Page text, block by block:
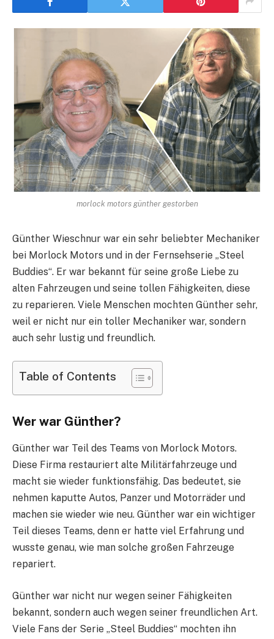
morlock motors günther gestorben
Günther Wieschnur war ein sehr beliebter Mechaniker
bei Morlock Motors und in der Fernsehserie „Steel
Buddies“. Er war bekannt für seine große Liebe zu
alten Fahrzeugen und seine tollen Fähigkeiten, diese
zu reparieren. Viele Menschen mochten Günther sehr,
weil er nicht nur ein toller Mechaniker war, sondern
auch sehr lustig und freundlich.
Table of Contents
Wer war Günther?
Günther war Teil des Teams von Morlock Motors.
Diese Firma restauriert alte Militärfahrzeuge und
macht sie wieder funktionsfähig. Das bedeutet, sie
nehmen kaputte Autos, Panzer und Motorräder und
machen sie wieder wie neu. Günther war ein wichtiger
Teil dieses Teams, denn er hatte viel Erfahrung und
wusste genau, wie man solche großen Fahrzeuge
repariert.
Günther war nicht nur wegen seiner Fähigkeiten
bekannt, sondern auch wegen seiner freundlichen Art.
Viele Fans der Serie „Steel Buddies“ mochten ihn